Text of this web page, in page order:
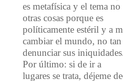
es metafísica y el tema
otras cosas porque es
políticamente estéril y a
cambiar el mundo, no
denunciar sus
Por último: si de ir a
lugares se trata, déjeme